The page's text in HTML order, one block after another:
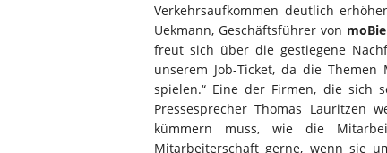
Verkehrsaufkommen deutlich
Uekmann, Geschäftsführer von
freut sich über die gestiegene
unserem Job-Ticket, da die
spielen.“ Eine der Firmen, die sich
Pressesprecher Thomas Lauritzen
kümmern muss, wie die
Mitarbeiterschaft gerne, wenn sie